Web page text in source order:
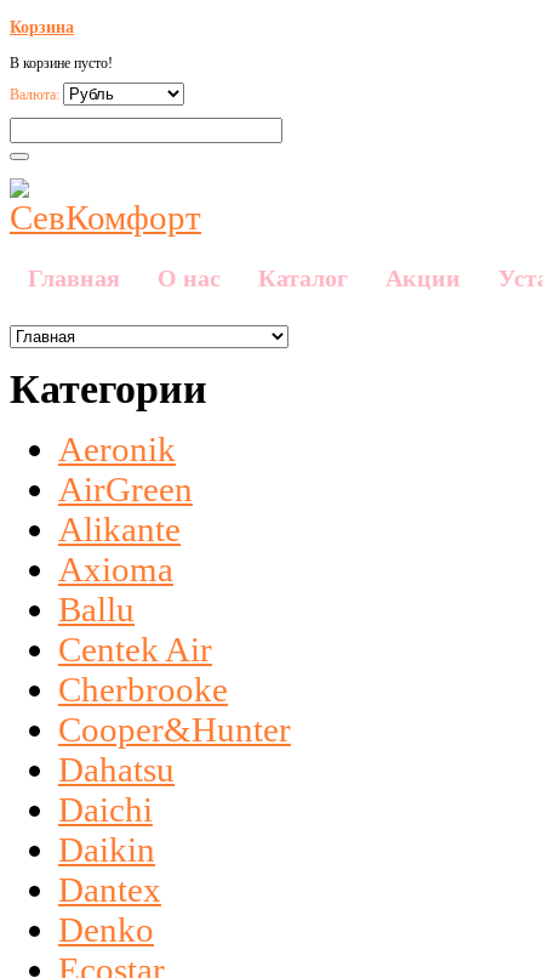
Корзина
В корзине пусто!
Валюта:
Главная О нас Каталог Акции
Категории
Aeronik
AirGreen
Alikante
Axioma
Ballu
Centek Air
Cherbrooke
Cooper&Hunter
Dahatsu
Daichi
Daikin
Dantex
Denko
Ecostar